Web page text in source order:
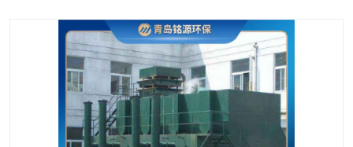
智能截流井 智能旋转喷射器
下开式堰门 液动限流闸门
加压泵房/灌溉泵房 一体化预制泵站
不锈钢浮筒阀 真空冲洗装置